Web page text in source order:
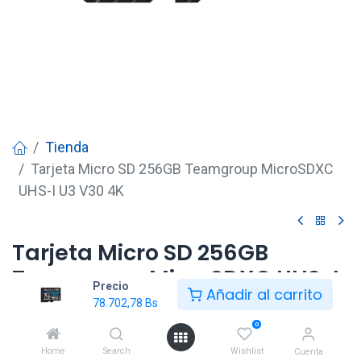
Precio
78.702,78 Bs Añadir al carrito
Home Search
0
Wishlist Cuenta
Tienda
Tarjeta Micro SD 256GB Teamgroup MicroSDXC
UHS-I U3 V30 4K
Tarjeta Micro SD 256GB
Teamgroup MicroSDXC UHS-I
U3 V30 4K
78.702,78 Bs